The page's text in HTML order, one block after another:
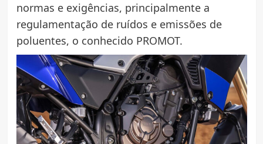
normas e exigências, principalmente a
regulamentação de ruídos e emissões de
poluentes, o conhecido PROMOT.